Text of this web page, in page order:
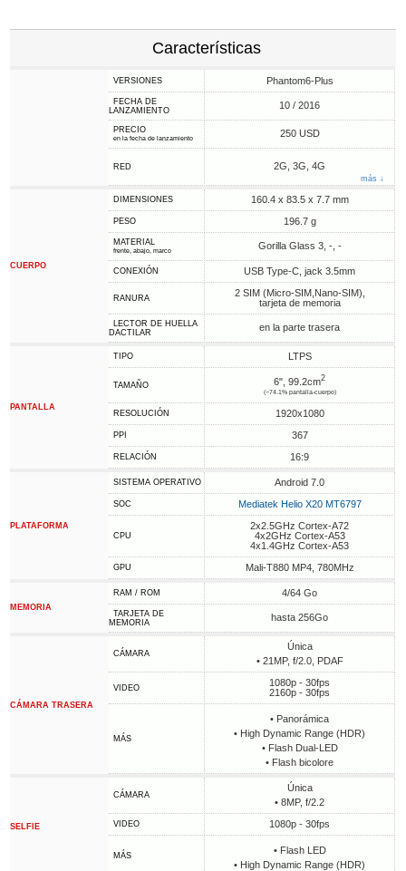
Características
VERSIONES Phantom6-Plus
FECHA DE
LANZAMIENTO
10 / 2016
PRECIO
en la fecha de lanzamiento 250 USD
RED 2G, 3G, 4G
más ↓
CUERPO
DIMENSIONES 160.4 x 83.5 x 7.7 mm
PESO 196.7 g
MATERIAL
frente, abajo, marco Gorilla Glass 3, -, -
CONEXIÓN USB Type-C, jack 3.5mm
RANURA
2 SIM (Micro-SIM,Nano-SIM),
tarjeta de memoria
LECTOR DE HUELLA
DACTILAR
en la parte trasera
PANTALLA
TIPO LTPS
TAMAÑO 6", 99.2cm2
(~74.1% pantalla-cuerpo)
RESOLUCIÓN 1920x1080
PPI 367
RELACIÓN 16:9
PLATAFORMA
SISTEMA OPERATIVO Android 7.0
SOC Mediatek Helio X20 MT6797
CPU
2x2.5GHz Cortex-A72
4x2GHz Cortex-A53
4x1.4GHz Cortex-A53
GPU Mali-T880 MP4, 780MHz
MEMORIA
RAM / ROM 4/64 Go
TARJETA DE
MEMORIA
hasta 256Go
CÁMARA TRASERA
CÁMARA
Única
• 21MP, f/2.0, PDAF
VIDEO
1080p - 30fps
2160p - 30fps
MÁS
• Panorámica
• High Dynamic Range (HDR)
• Flash Dual-LED
• Flash bicolore
SELFIE
CÁMARA
Única
• 8MP, f/2.2
VIDEO 1080p - 30fps
MÁS
• Flash LED
• High Dynamic Range (HDR)